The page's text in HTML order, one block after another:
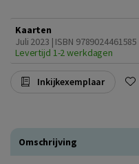
Kaarten
Juli 2023 | ISBN 9789024461585
Levertijd 1-2 werkdagen
Inkijkexemplaar
Omschrijving